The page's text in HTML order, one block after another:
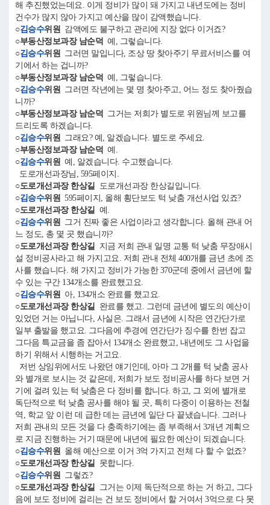
해 추진했었는데요. 이게 정비가 많이 돼 가지고 내년도에는 정비
건수가 많지 않아 가지고 예산을 많이 감액했습니다.
○김승수위원 감액에도 불구하고 관리에 지장 없다 이거죠?
○부동산정보과장 남순덕 예, 그렇습니다.
○김승수위원 그러면 말입니다, 조상 땅 찾아주기 무료서비스를 여
기에서 하는 겁니까?
○부동산정보과장 남순덕 예, 그렇습니다.
○김승수위원 그러면 작년에는 몇 명 찾아주고, 어느 정도 찾아줬습
니까?
○부동산정보과장 남순덕 그거는 저희가 별도로 위원님께 보고를
드리도록 하겠습니다.
○김승수위원 그래요? 예, 알겠습니다. 별도로 주세요.
○부동산정보과장 남순덕 예.
○김승수위원 예, 알겠습니다. 수고했습니다.
도로개선과장님, 595페이지.
○도로개선과장 한상길 도로개선과장 한상길입니다.
○김승수위원 595페이지, 올해 횡단보도 턱 낮춤 개선사업 있죠?
○도로개선과장 한상길 예.
○김승수위원 그거 진짜 좋은 사업이라고 생각합니다. 올해 관내 어
느 정도, 총 몇 곳 했습니까?
○도로개선과장 한상길 지금 저희 관내 일명 교통 턱 낮춤 무장애시
설 정비공사라고 해 가지고요. 저희 관내 전체 400개를 금년 초에 조
사를 했습니다. 해 가지고 정비가 가능한 370군데 중에서 금년에 할
수 있는 구간 134개소를 완료했고요.
○김승수위원 아, 134개소 완료를 했고요.
○도로개선과장 한상길 완료를 했고. 그런데 금년에 별도의 예산이
있었던 거는 아닙니다, 사실은. 그래서 금년에 시작은 연간단가로
일부 출발을 했고요. 그다음에 추경에 연간단가 징수를 한번 잡고
그다음 특교금을 좀 잡아서 134개소 완료했고, 내년에도 그 사업을
하기 위해서 시행하는 거고요.
저번 상임위에서도 나왔던 얘기인데, 아마 그 2개를 턱 낮춤 공사
와 별개로 보시는 것 같은데, 저희가 보도 정비공사를 하다 보면 거
기에 걸려 있는 턱 낮춤은 다 정비를 합니다. 하고, 그 외에 별개로
독단적으로 턱 낮춤 공사를 해야 될 곳, 특히 다중이 이용하는 전철
역, 학교 앞 이런 데 급한 데는 금년에 일단 다 끝냈습니다. 그러나
저희 관내의 모든 것을 다 충족하기에는 좀 부족해서 3개년 계획으
로 지금 진행하는 거기 때문에 내년에 필요한 예산이 되겠습니다.
○김승수위원 올해 예산으로 이거 3억 가지고 전체 다 할 수 없죠?
○도로개선과장 한상길 못합니다.
○김승수위원 그렇죠?
○도로개선과장 한상길 그거는 이제 독단적으로 하는 거 하고, 그다
음에 보도 정비에 걸리는 건 보도 정비에서 할 거여서 3억으로 다 못